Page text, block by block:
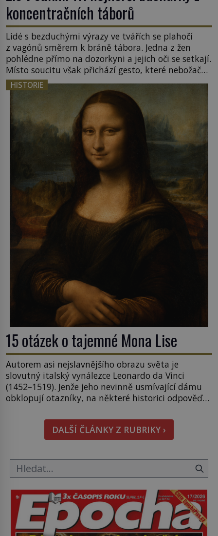
koncentračních táborů
Lidé s bezduchými výrazy ve tvářích se plahočí
z vagónů směrem k bráně tábora. Jedna z žen
pohlédne přímo na dozorkyni a jejich oči se setkají.
Místo soucitu však přichází gesto, které nebožačku
posílá rovnou do plynové komory. Jména jako
Rudolf Höss (1901–1947), Josef Mengele (1911–
1979) či Heinrich Himmler (1900–1945) zná každý,
o koho se historie jen otřela. Jenže […]
HISTORIE
15 otázek o tajemné Mona Lise
Autorem asi nejslavnějšího obrazu světa je
slovutný italský vynálezce Leonardo da Vinci
(1452–1519). Jenže jeho nevinně usmívající dámu
obklopují otazníky, na některé historici odpověď
pověsil Napoleon? Samotný císař Napoleon
Bonaparte (1769–1821) má pro malbu slabost, a
tak si ji ještě jako první konzul přemístí do své
DALŠÍ ČLÁNKY Z RUBRIKY ›